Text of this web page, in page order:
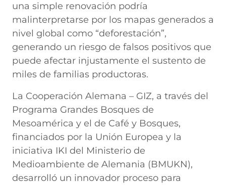
una simple renovación podría
malinterpretarse por los mapas generados a
nivel global como “deforestación”,
generando un riesgo de falsos positivos que
puede afectar injustamente el sustento de
miles de familias productoras.
La Cooperación Alemana – GIZ, a través del
Programa Grandes Bosques de
Mesoamérica y el de Café y Bosques,
financiados por la Unión Europea y la
iniciativa IKI del Ministerio de
Medioambiente de Alemania (BMUKN),
desarrolló un innovador proceso para